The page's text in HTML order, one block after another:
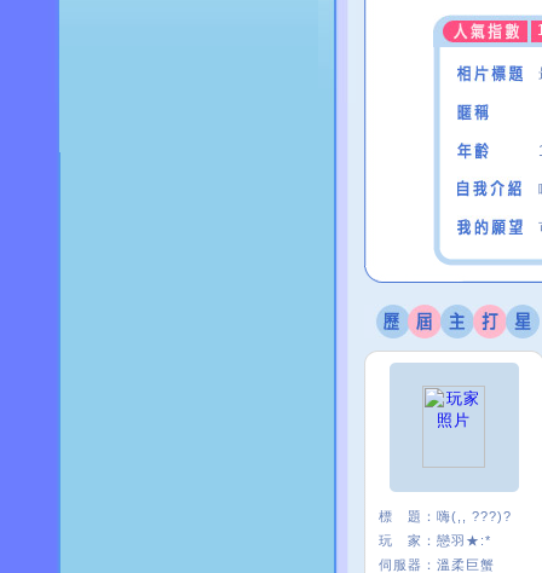
標 題： 嗨(,, ???)?
玩 家： 戀羽★:*
伺服器： 溫柔巨蟹